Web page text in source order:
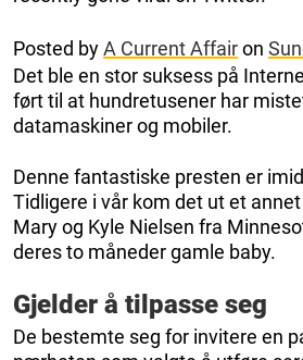
Posted byA Current Affairon
Det ble en stor suksess på
ført til at hundretusener har
datamaskiner og mobiler.
Denne fantastiske presten er
Tidligere i vår kom det ut et
Mary og Kyle Nielsen fra
deres to måneder gamle baby.
Gjelder å tilpasse seg
De bestemte seg for invitere en